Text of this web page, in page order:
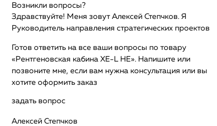
Возникли вопросы?
Здравствуйте! Меня зовут Алексей Степчков. Я
Руководитель направления стратегических проектов
Готов ответить на все ваши вопросы по товару
«Рентгеновская кабина XE-L HE». Напишите или
позвоните мне, если вам нужна консультация или вы
хотите оформить заказ
задать вопрос
Алексей Степчков